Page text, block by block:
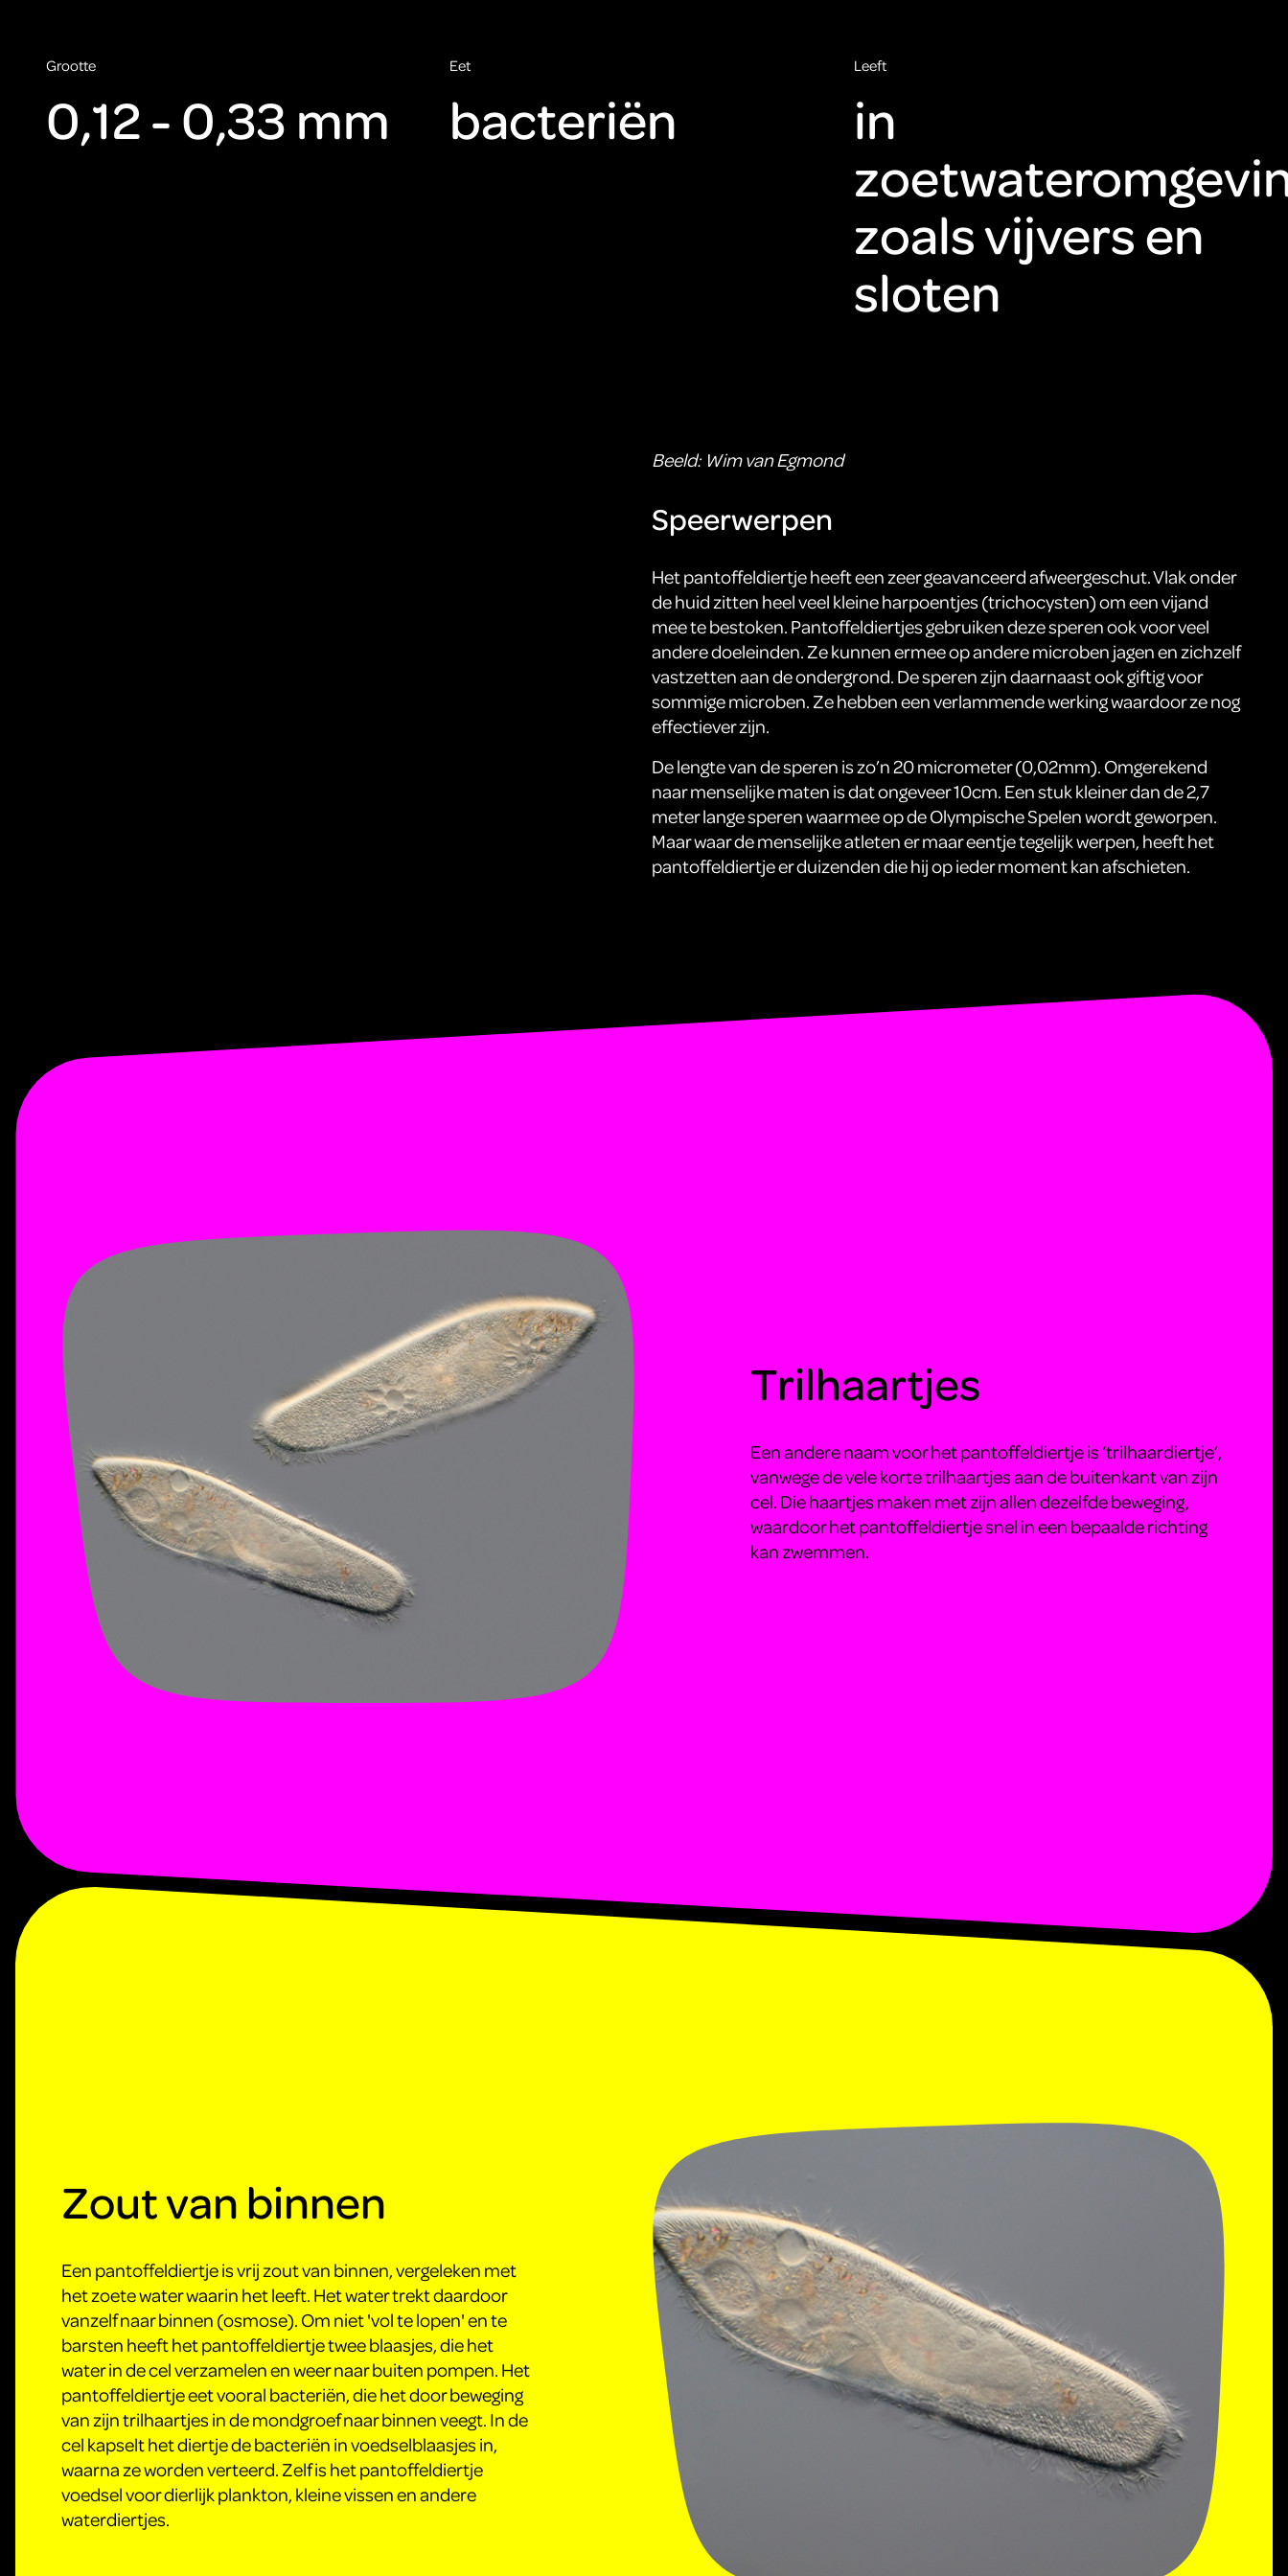
accepteren.
ARTIS
Grootte
0,12 - 0,33 mm
Eet
bacteriën
Leeft
in
zoals vijvers en
sloten
Beeld: Wim van Egmond
Speerwerpen
Het pantoffeldiertje heeft een zeer geavanceerd afweergeschut. Vlak onder
de huid zitten heel veel kleine harpoentjes (trichocysten) om een vijand
mee te bestoken. Pantoffeldiertjes gebruiken deze speren ook voor veel
andere doeleinden. Ze kunnen ermee op andere microben jagen en zichzelf
vastzetten aan de ondergrond. De speren zijn daarnaast ook giftig voor
sommige microben. Ze hebben een verlammende werking waardoor ze nog
effectiever zijn.
De lengte van de speren is zo’n 20 micrometer (0,02mm). Omgerekend
naar menselijke maten is dat ongeveer 10cm. Een stuk kleiner dan de 2,7
meter lange speren waarmee op de Olympische Spelen wordt geworpen.
Maar waar de menselijke atleten er maar eentje tegelijk werpen, heeft het
pantoffeldiertje er duizenden die hij op ieder moment kan afschieten.
Trilhaartjes
Een andere naam voor het pantoffeldiertje is ‘trilhaardiertje’,
vanwege de vele korte trilhaartjes aan de buitenkant van zijn
cel. Die haartjes maken met zijn allen dezelfde beweging,
waardoor het pantoffeldiertje snel in een bepaalde richting
kan zwemmen.
Zout van binnen
Een pantoffeldiertje is vrij zout van binnen, vergeleken met
het zoete water waarin het leeft. Het water trekt daardoor
vanzelf naar binnen (osmose). Om niet 'vol te lopen' en te
barsten heeft het pantoffeldiertje twee blaasjes, die het
water in de cel verzamelen en weer naar buiten pompen. Het
pantoffeldiertje eet vooral bacteriën, die het door beweging
van zijn trilhaartjes in de mondgroef naar binnen veegt. In de
cel kapselt het diertje de bacteriën in voedselblaasjes in,
waarna ze worden verteerd. Zelf is het pantoffeldiertje
voedsel voor dierlijk plankton, kleine vissen en andere
waterdiertjes.